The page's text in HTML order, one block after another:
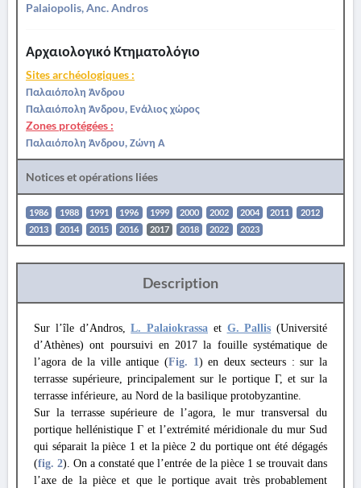
Palaiopolis, Anc. Andros
Αρχαιολογικό Κτηματολόγιο
Sites archéologiques :
Παλαιόπολη Άνδρου
Παλαιόπολη Άνδρου, Ενάλιος χώρος
Zones protégées :
Παλαιόπολη Άνδρου, Ζώνη Α
Notices et opérations liées
1986 1988 1991 1996 1999 2000 2002 2004 2011
2012
2013
2014 2015 2016 2017 2018 2022 2023
Description
Sur l’île d’Andros,L. Palaiokrassa et G. Pallis (Université
d’Athènes) ont poursuivi en 2017 la fouille systématique de
l’agora de la ville antique (Fig. 1) en deux secteurs : sur la
terrasse supérieure, principalement sur le portique Γ, et sur la
terrasse inférieure, au Nord de la basilique protobyzantine.
Sur la terrasse supérieure de l’agora, le mur transversal du
portique hellénistique Γ et l’extrémité méridionale du mur Sud
qui séparait la pièce 1 et la pièce 2 du portique ont été dégagés
(fig. 2). On a constaté que l’entrée de la pièce 1 se trouvait dans
l’axe de la pièce et que le portique avait très probablement